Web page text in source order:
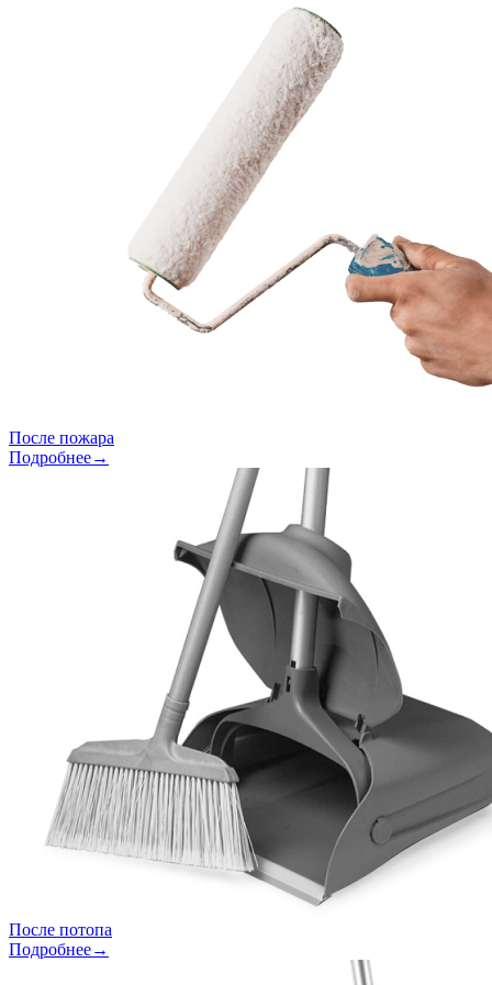
После пожара
Подробнее→
После потопа
Подробнее→